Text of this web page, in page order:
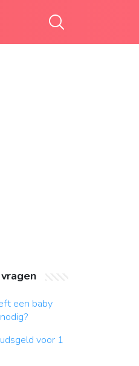
een baby
voor 1